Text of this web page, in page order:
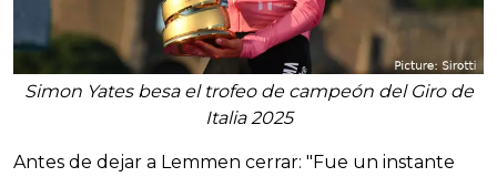
Simon Yates besa el trofeo de campeón del Giro de
Italia 2025
Antes de dejar a Lemmen cerrar: "Fue un instante